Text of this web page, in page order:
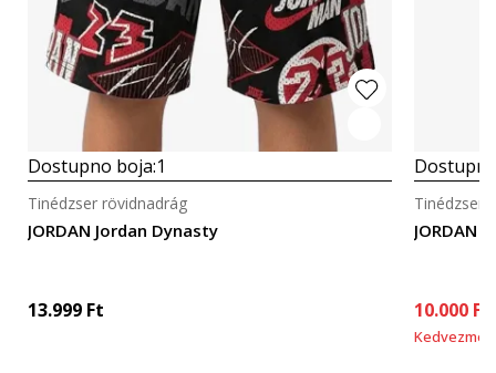
Dostupno boja:1
JORDAN Jordan Dynasty
Tinédzser rövidnadrág
13.999 Ft
JORDAN
Tinédzser
10.000 Ft